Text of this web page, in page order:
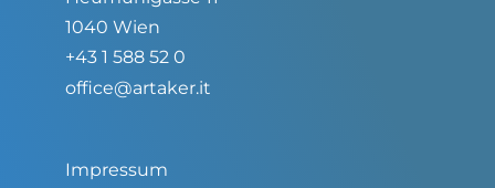
1040 Wien
+43 1 588 52 0
office@artaker.it
Impressum